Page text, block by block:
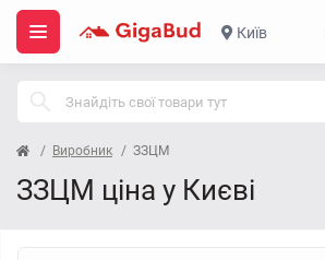
Київ
Виробник ЗЗЦМ
ЗЗЦМ ціна у Києві